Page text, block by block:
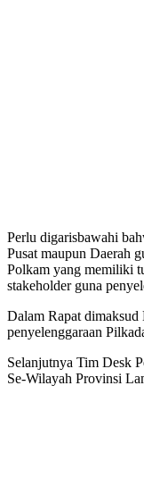
Perlu digarisbawahi
Pusat maupun Daerah
Polkam yang memiliki
stakeholder guna
Dalam Rapat dimaksud
penyelenggaraan
Selanjutnya Tim Desk
Se-Wilayah Provinsi